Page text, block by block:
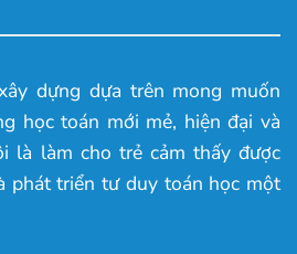
dựng dựa trên mong muốn
học toán mới mẻ, hiện đại và
là làm cho trẻ cảm thấy được
phát triển tư duy toán học một